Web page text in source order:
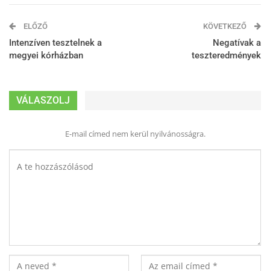
ELŐZŐ
Intenzíven tesztelnek a
megyei kórházban
KÖVETKEZŐ
Negatívak a
teszteredmények
VÁLASZOLJ
E-mail címed nem kerül nyilvánosságra.